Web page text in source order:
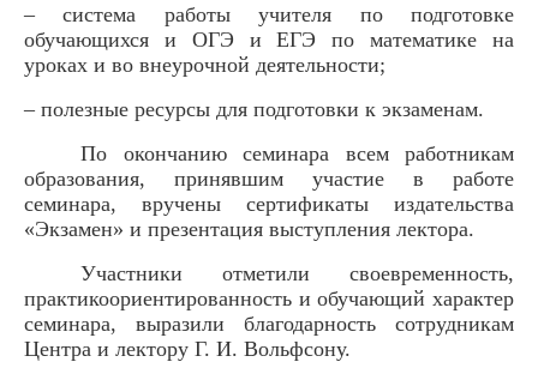
– система работы учителя по подготовке
обучающихся и ОГЭ и ЕГЭ по математике на
уроках и во внеурочной деятельности;
– полезные ресурсы для подготовки к экзаменам.
По окончанию семинара всем работникам
образования, принявшим участие в работе
семинара, вручены сертификаты издательства
«Экзамен» и презентация выступления лектора.
Участники отметили своевременность,
практикоориентированность и обучающий характер
семинара, выразили благодарность сотрудникам
Центра и лектору Г. И. Вольфсону.